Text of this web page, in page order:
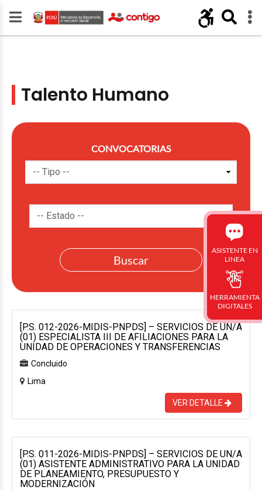
Talento Humano
CONVOCATORIAS
[P.S. 012-2026-MIDIS-PNPDS] – SERVICIOS DE UN/A
(01) ESPECIALISTA III DE AFILIACIONES PARA LA
UNIDAD DE OPERACIONES Y TRANSFERENCIAS
Concluido
Lima
VER DETALLE
[P.S. 011-2026-MIDIS-PNPDS] – SERVICIOS DE UN/A
(01) ASISTENTE ADMINISTRATIVO PARA LA UNIDAD
DE PLANEAMIENTO, PRESUPUESTO Y
MODERNIZACIÓN
ASISTENTE EN
LINEA
HERRAMIENTA
DIGITALES